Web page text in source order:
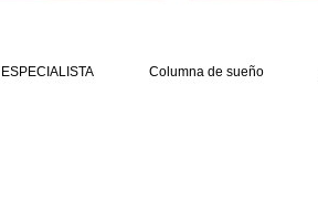
ESPECIALISTA Columna de sueño